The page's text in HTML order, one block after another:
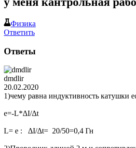
Физика
Ответить
Ответы
dmdlir
20.02.2020
1)чему равна индуктивность катушки
е=-L*ΔI/Δt
L= e : ΔI/Δt= 20/50=0,4 Гн